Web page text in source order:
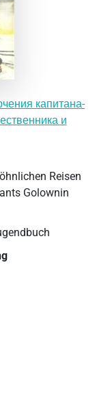
капитана-
и
Reisen
Golownin